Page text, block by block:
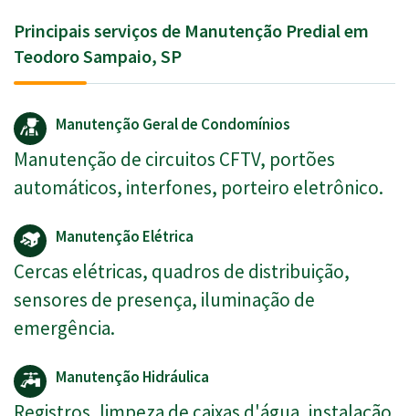
Principais serviços de Manutenção Predial em
Teodoro Sampaio, SP
Manutenção Geral de Condomínios
Manutenção de circuitos CFTV, portões
automáticos, interfones, porteiro eletrônico.
Manutenção Elétrica
Cercas elétricas, quadros de distribuição,
sensores de presença, iluminação de
emergência.
Manutenção Hidráulica